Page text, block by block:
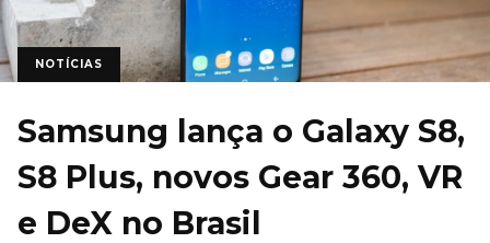
NOTÍCIAS
Samsung lança o Galaxy S8,
S8 Plus, novos Gear 360, VR
e DeX no Brasil